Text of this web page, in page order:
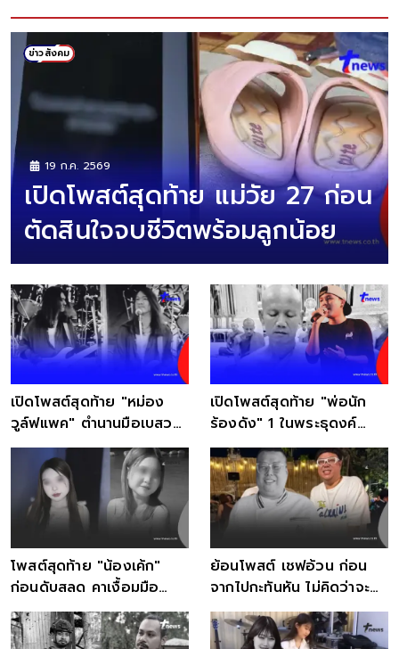
ข่าวสังคม
19 ก.ค. 2569
เปิดโพสต์สุดท้าย แม่วัย 27 ก่อน
ตัดสินใจจบชีวิตพร้อมลูกน้อย
เปิดโพสต์สุดท้าย "หม่อง
วูล์ฟแพค" ตำนานมือเบสวง
ร็อคยุค 90
เปิดโพสต์สุดท้าย "พ่อนัก
ร้องดัง" 1 ในพระธุดงค์
กระบะพุ่งชนมรณภาพ
โพสต์สุดท้าย "น้องเค้ก"
ก่อนดับสลด คาเงื้อมมือ
ออสซี่โหด
ย้อนโพสต์ เชฟอ้วน ก่อน
จากไปกะทันหัน ไม่คิดว่าจะ
เป็นโพสต์สุดท้าย